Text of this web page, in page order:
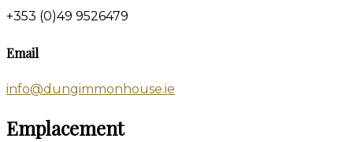
+353 (0)49 9526479
Email
info@dungimmonhouse.ie
Emplacement